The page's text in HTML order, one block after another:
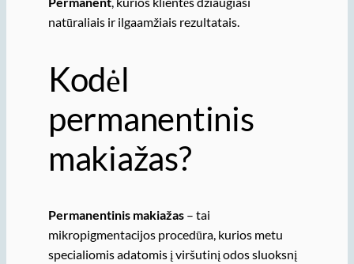
natūraliais ir ilgaamžiais rezultatais.
Kodėl
permanentinis
makiažas?
Permanentinis makiažas– tai
mikropigmentacijos procedūra, kurios metu
specialiomis adatomis į viršutinį odos sluoksnį